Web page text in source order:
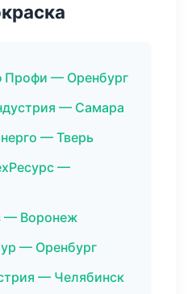
Профи — Оренбург
— Самара
— Тверь
—
— Воронеж
— Оренбург
— Челябинск